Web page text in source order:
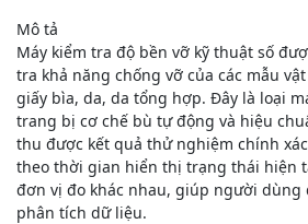
Mô tả
Máy kiểm tra độ bền vỡ kỹ thuật số
tra khả năng chống vỡ của các mẫu
giấy bìa, da, da tổng hợp. Đây là loại
trang bị cơ chế bù tự động và hiệu
thu được kết quả thử nghiệm chính
theo thời gian hiển thị trạng thái hiện
đơn vị đo khác nhau, giúp người dùng
phân tích dữ liệu.